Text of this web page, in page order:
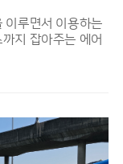
이루면서 이용하는
지 잡아주는 에어